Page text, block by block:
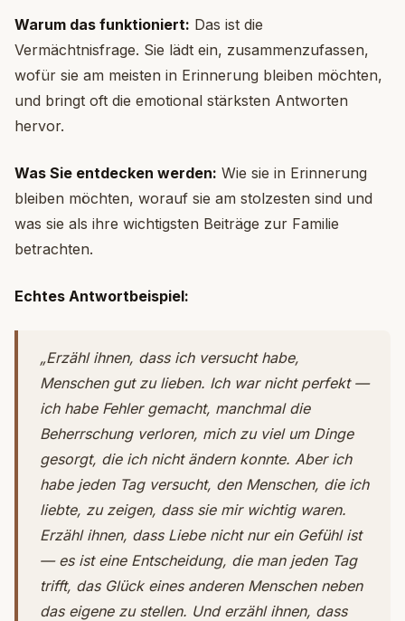
Warum das funktioniert: Das ist die
Vermächtnisfrage. Sie lädt ein, zusammenzufassen,
wofür sie am meisten in Erinnerung bleiben möchten,
und bringt oft die emotional stärksten Antworten
hervor.
Was Sie entdecken werden: Wie sie in Erinnerung
bleiben möchten, worauf sie am stolzesten sind und
was sie als ihre wichtigsten Beiträge zur Familie
betrachten.
Echtes Antwortbeispiel:
„Erzähl ihnen, dass ich versucht habe,
Menschen gut zu lieben. Ich war nicht perfekt —
ich habe Fehler gemacht, manchmal die
Beherrschung verloren, mich zu viel um Dinge
gesorgt, die ich nicht ändern konnte. Aber ich
habe jeden Tag versucht, den Menschen, die ich
liebte, zu zeigen, dass sie mir wichtig waren.
Erzähl ihnen, dass Liebe nicht nur ein Gefühl ist
— es ist eine Entscheidung, die man jeden Tag
trifft, das Glück eines anderen Menschen neben
das eigene zu stellen. Und erzähl ihnen, dass